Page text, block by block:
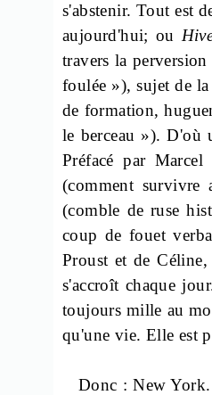
s'abstenir. Tout est
aujourd'hui; ou
travers la
foulée »), sujet de
de formation,
le berceau »). D'où
Préfacé par
(comment survivre
(comble de ruse
coup de fouet
Proust et de
s'accroît chaque
toujours mille au
qu'une vie. Elle est
Donc : New